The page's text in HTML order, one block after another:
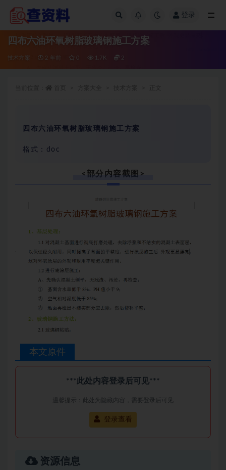
登录
四布六油环氧树脂玻璃钢施工方案
技术方案 2 年前 0 1.7K 2
四布六油环氧树脂玻璃钢施工方案
格式：doc
<部分内容截图>
本文原件
***此处内容登录后可见***
温馨提示：此处为隐藏内容，需要登录后可见
登录查看
资源信息